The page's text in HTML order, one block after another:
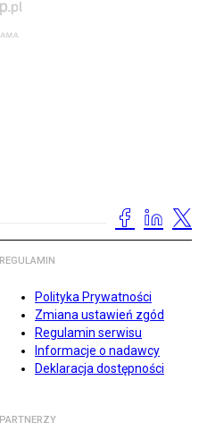
REGULAMIN
Polityka Prywatności
Zmiana ustawień zgód
Regulamin serwisu
Informacje o nadawcy
Deklaracja dostępności
PARTNERZY